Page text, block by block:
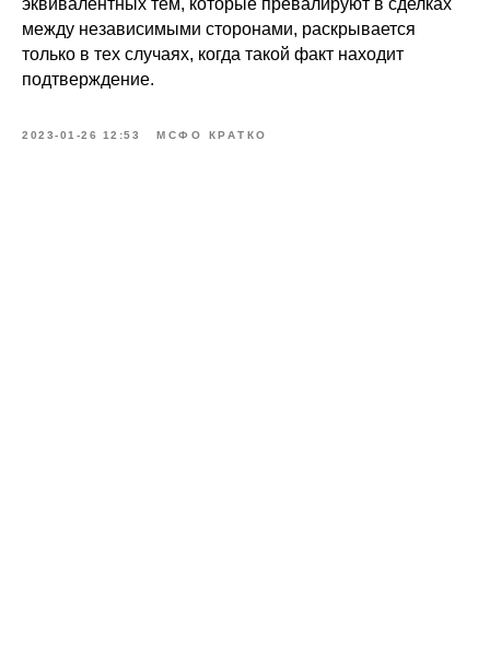
эквивалентных тем, которые превалируют в сделках
между независимыми сторонами, раскрывается
только в тех случаях, когда такой факт находит
подтверждение.
2023-01-26 12:53 МСФО КРАТКО